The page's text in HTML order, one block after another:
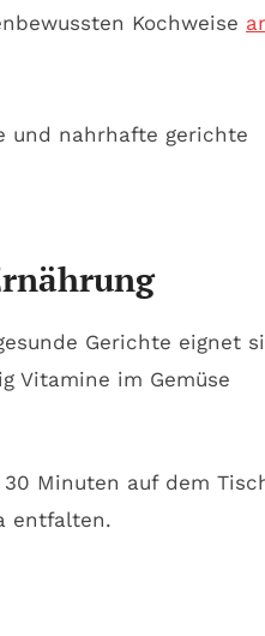
Kochweise
Gerichte eignet
Vitamine im Gemüse
Minuten auf dem
entfalten.